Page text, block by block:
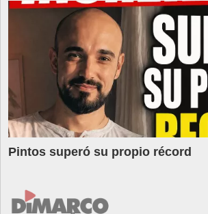
Pintos superó su propio récord